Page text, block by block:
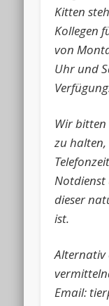
Kitten
Kollegen
von
Uhr und
Wir bitten
zu
Notdienst
dieser
ist.
Alternativ
Email: